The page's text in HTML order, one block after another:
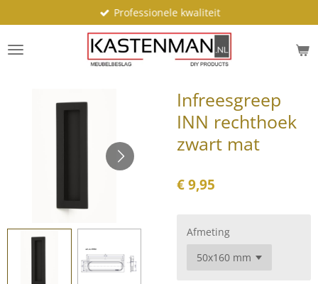
direct
naar
de
Professionele kwaliteit
Infreesgreep
INN rechthoek
zwart mat
€ 9,95
Afmeting